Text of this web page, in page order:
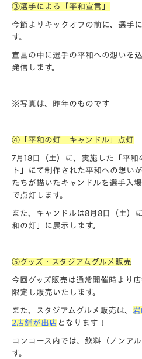
③選手による「平和宣言」
今節よりキックオフの前に、選手
す。
宣言の中に選手の平和への想いを
発信します。
※写真は、昨年のものです
④「平和の灯 キャンドル」点灯
7月18日（土）に、実施した「平
ト」にて制作された平和への想い
たちが描いたキャンドルを選手入
で点灯します。
また、キャンドルは8月8日（土）
和の灯」に展示します。
⑤グッズ・スタジアムグルメ販売
今回グッズ販売は通常開催時より
限定し販売いたします。
また、スタジアムグルメ販売は、
2店舗が出店 となります！
コンコース内では、飲料（ノンア
す。